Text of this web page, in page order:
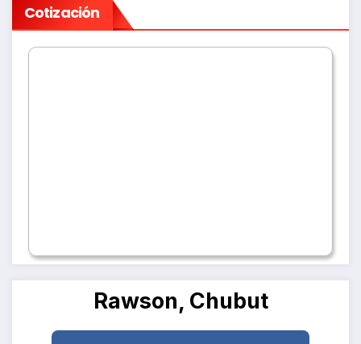
Cotización
Rawson, Chubut